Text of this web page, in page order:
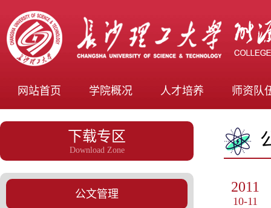
网站首页 学院概况 人才培养 师资队
下载专区
Download Zone
公文管理 2011
10-11